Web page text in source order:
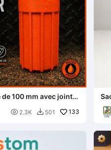
100 mm avec joint
 2.3K  501 133